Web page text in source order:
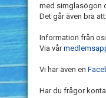
med simglasögon
Det går även bra
Information från
Via vår
Vi har även en
Har du frågor